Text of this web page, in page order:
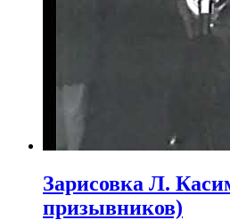
Зарисовка Л.
призывников)